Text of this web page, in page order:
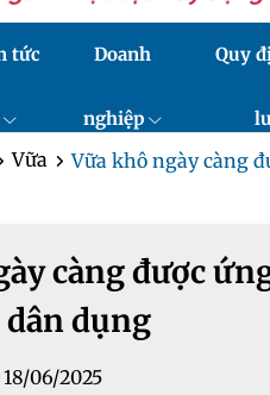
tức Doanh
nghiệp
Quy
Vữa Vữa khô ngày càng
càng được
dụng
06/2025